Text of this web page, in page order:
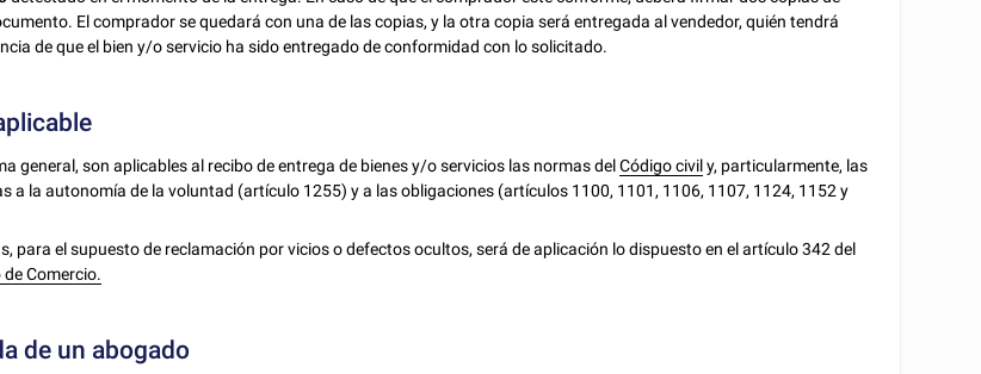
El comprador se quedará con una de las copias, y la otra copia será entregada al vendedor, quién tendrá
de que el bien y/o servicio ha sido entregado de conformidad con lo solicitado.
general, son aplicables al recibo de entrega de bienes y/o servicios las normas delCódigo civily, particularmente, las
a la autonomía de la voluntad (artículo 1255) y a las obligaciones (artículos 1100, 1101, 1106, 1107, 1124, 1152 y
para el supuesto de reclamación por vicios o defectos ocultos, será de aplicación lo dispuesto en el artículo 342 del
de Comercio.
de un abogado